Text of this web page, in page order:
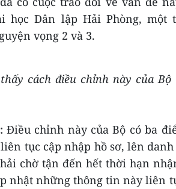
học Dân lập Hải Phòng, một
vọng 2 và 3.
cách điều chỉnh này của
Điều chỉnh này của Bộ có ba
tục cập nhập hồ sơ, lên
chờ tận đến hết thời hạn
nhật những thông tin này liên